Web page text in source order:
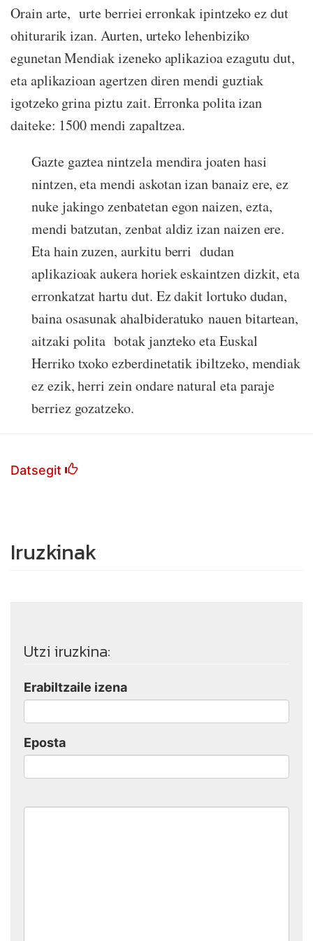
Orain arte, urte berriei erronkak ipintzeko ez dut
ohiturarik izan. Aurten, urteko lehenbiziko
egunetan Mendiak izeneko aplikazioa ezagutu dut,
eta aplikazioan agertzen diren mendi guztiak
igotzeko grina piztu zait. Erronka polita izan
daiteke: 1500 mendi zapaltzea.
Gazte gaztea nintzela mendira joaten hasi
nintzen, eta mendi askotan izan banaiz ere, ez
nuke jakingo zenbatetan egon naizen, ezta,
mendi batzutan, zenbat aldiz izan naizen ere.
Eta hain zuzen, aurkitu berri dudan
aplikazioak aukera horiek eskaintzen dizkit, eta
erronkatzat hartu dut. Ez dakit lortuko dudan,
baina osasunakahalbideratuko nauen bitartean,
aitzaki polita botak janzteko eta Euskal
Herriko txoko ezberdinetatik ibiltzeko, mendiak
ez ezik, herri zein ondare natural eta paraje
berriez gozatzeko.
Datsegit
Iruzkinak
Utzi iruzkina:
Erabiltzaile izena
Eposta